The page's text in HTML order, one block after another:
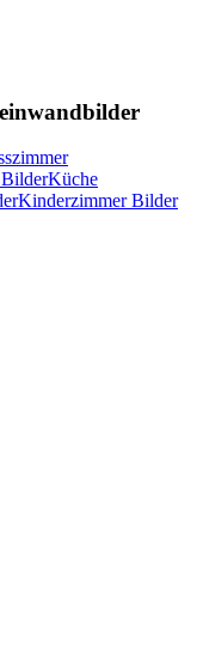
Küche
Kinderzimmer Bilder